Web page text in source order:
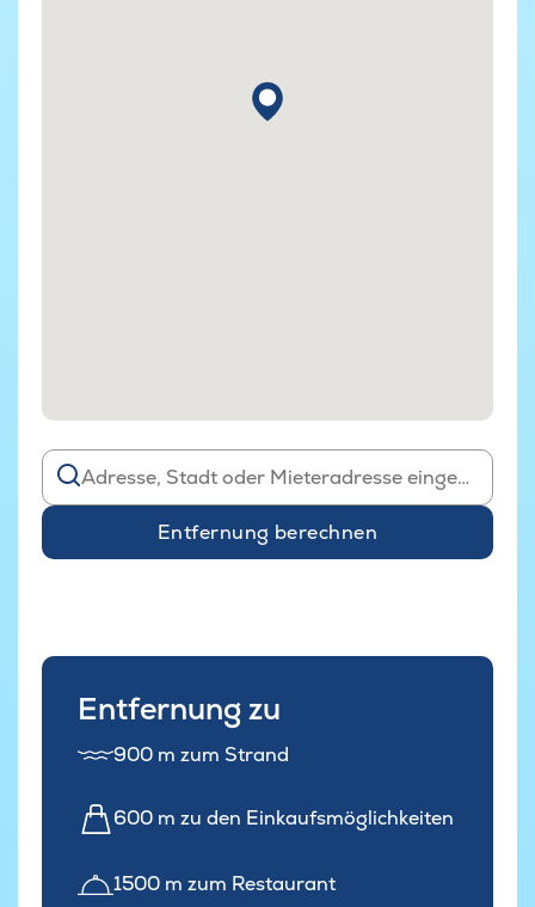
Entfernung berechnen
Entfernung zu
900 m zum Strand
600 m zu den Einkaufsmöglichkeiten
1500 m zum Restaurant